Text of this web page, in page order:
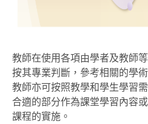
教師在使用各項由學者及教師
按其專業判斷，參考相關的學
教師亦可按照教學和學生學習
合適的部分作為課堂學習內容
課程的實施。